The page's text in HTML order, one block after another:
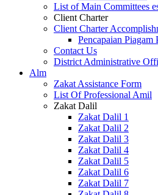
List of Main Committees
Client Charter
Client Charter
Pencapaian Piagam
Contact Us
District Administrative
Alm
Zakat Assistance Form
List Of Professional Amil
Zakat Dalil
Zakat Dalil 1
Zakat Dalil 2
Zakat Dalil 3
Zakat Dalil 4
Zakat Dalil 5
Zakat Dalil 6
Zakat Dalil 7